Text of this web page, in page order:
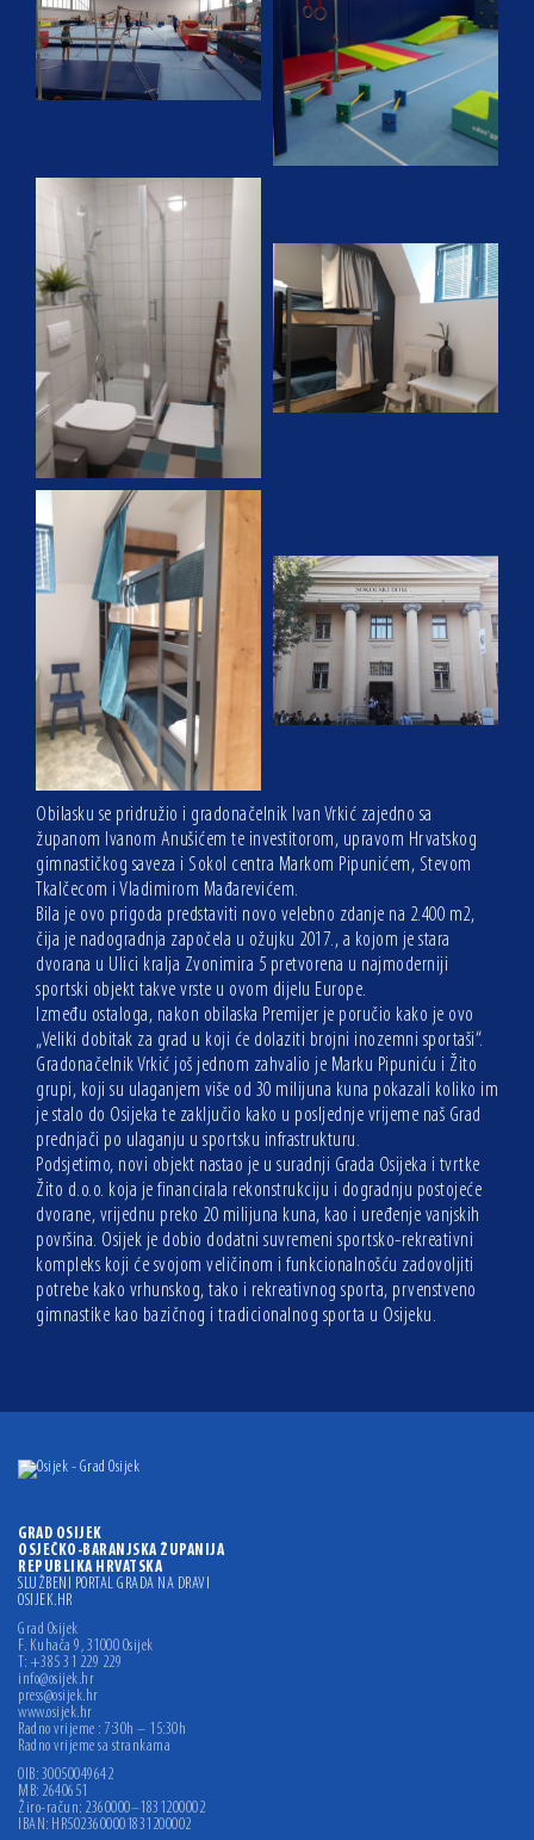
Obilasku se pridružio i gradonačelnik Ivan Vrkić zajedno sa
županom Ivanom Anušićem te investitorom, upravom Hrvatskog
gimnastičkog saveza i Sokol centra Markom Pipunićem, Stevom
Tkalčecom i Vladimirom Mađarevićem.
Bila je ovo prigoda predstaviti novo velebno zdanje na 2.400 m2,
čija je nadogradnja započela u ožujku 2017., a kojom je stara
dvorana u Ulici kralja Zvonimira 5 pretvorena u najmoderniji
sportski objekt takve vrste u ovom dijelu Europe.
Između ostaloga, nakon obilaska Premijer je poručio kako je ovo
„Veliki dobitak za grad u koji će dolaziti brojni inozemni sportaši“.
Gradonačelnik Vrkić još jednom zahvalio je Marku Pipuniću i Žito
grupi, koji su ulaganjem više od 30 milijuna kuna pokazali koliko im
je stalo do Osijeka te zaključio kako u posljednje vrijeme naš Grad
prednjači po ulaganju u sportsku infrastrukturu.
Podsjetimo, novi objekt nastao je u suradnji Grada Osijeka i tvrtke
Žito d.o.o. koja je financirala rekonstrukciju i dogradnju postojeće
dvorane, vrijednu preko 20 milijuna kuna, kao i uređenje vanjskih
površina. Osijek je dobio dodatni suvremeni sportsko-rekreativni
kompleks koji će svojom veličinom i funkcionalnošću zadovoljiti
potrebe kako vrhunskog, tako i rekreativnog sporta, prvenstveno
gimnastike kao bazičnog i tradicionalnog sporta u Osijeku.
GRAD OSIJEK
OSJEČKO-BARANJSKA ŽUPANIJA
REPUBLIKA HRVATSKA
SLUŽBENI PORTAL GRADA NA DRAVI
OSIJEK.HR
Grad Osijek
F. Kuhača 9, 31000 Osijek
T: +385 31 229 229
info@osijek.hr
press@osijek.hr
www.osijek.hr
Radno vrijeme : 7:30h – 15:30h
Radno vrijeme sa strankama
OIB: 30050049642
MB: 2640651
Žiro-račun: 2360000–1831200002
IBAN: HR5023600001831200002